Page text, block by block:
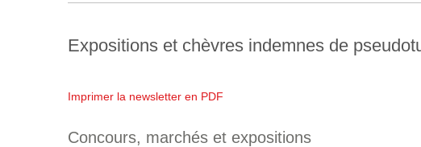
Expositions et chèvres indemnes de
Imprimer la newsletter en PDF
Concours, marchés et expositions